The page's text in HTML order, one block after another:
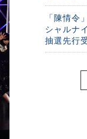
「陳情令
シャルナ
抽選先行